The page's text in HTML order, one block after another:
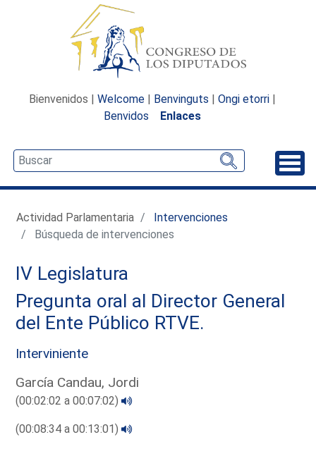
Bienvenidos | Welcome | Benvinguts | Ongi etorri |
Benvidos
Enlaces
Actividad Parlamentaria
Intervenciones
Búsqueda de intervenciones
IV Legislatura
Pregunta oral al Director General
del Ente Público RTVE.
Interviniente
García Candau, Jordi
(00:02:02 a 00:07:02)
(00:08:34 a 00:13:01)